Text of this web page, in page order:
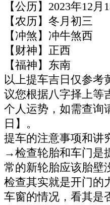
【公历】2023年12月
【农历】冬月初三
【冲煞】冲牛煞西
【财神】正西
【福神】东南
以上提车吉日仅参考
议您根据八字择上等
个人运势，如需查询
日】。
提车的注意事项和讲
→检查轮胎和车门是
常的新轮胎应该胎壁
检查其实就是开门的
车窗的情况，看其是